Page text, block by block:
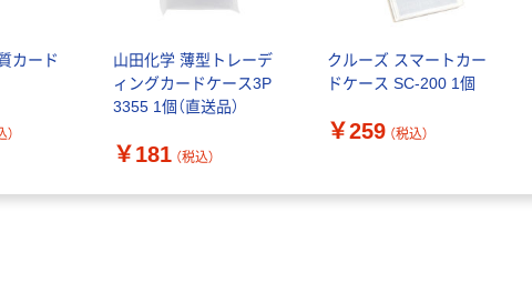
カード
）
山田化学 薄型トレーデ
ィングカードケース3P
3355 1個（直送品）
￥181 （税込）
クルーズ スマートカー
ドケース SC-200 1個
￥259 （税込）